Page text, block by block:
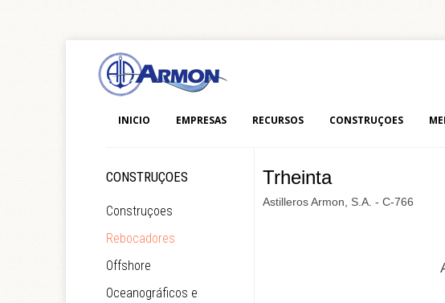
INICIO EMPRESAS RECURSOS CONSTRUÇOES
Trheinta
Astilleros Armon, S.A. - C-766
CONSTRUÇOES
Construçoes
Rebocadores
Offshore
Oceanográficos e